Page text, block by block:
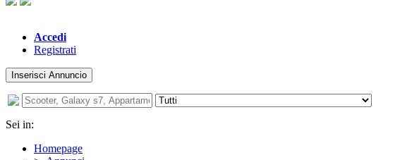
Accedi
Registrati
Inserisci Annuncio
Sei in:
Homepage